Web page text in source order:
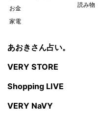
お金
家電
読み物
あおきさん占い。
VERY STORE
Shopping LIVE
VERY NaVY